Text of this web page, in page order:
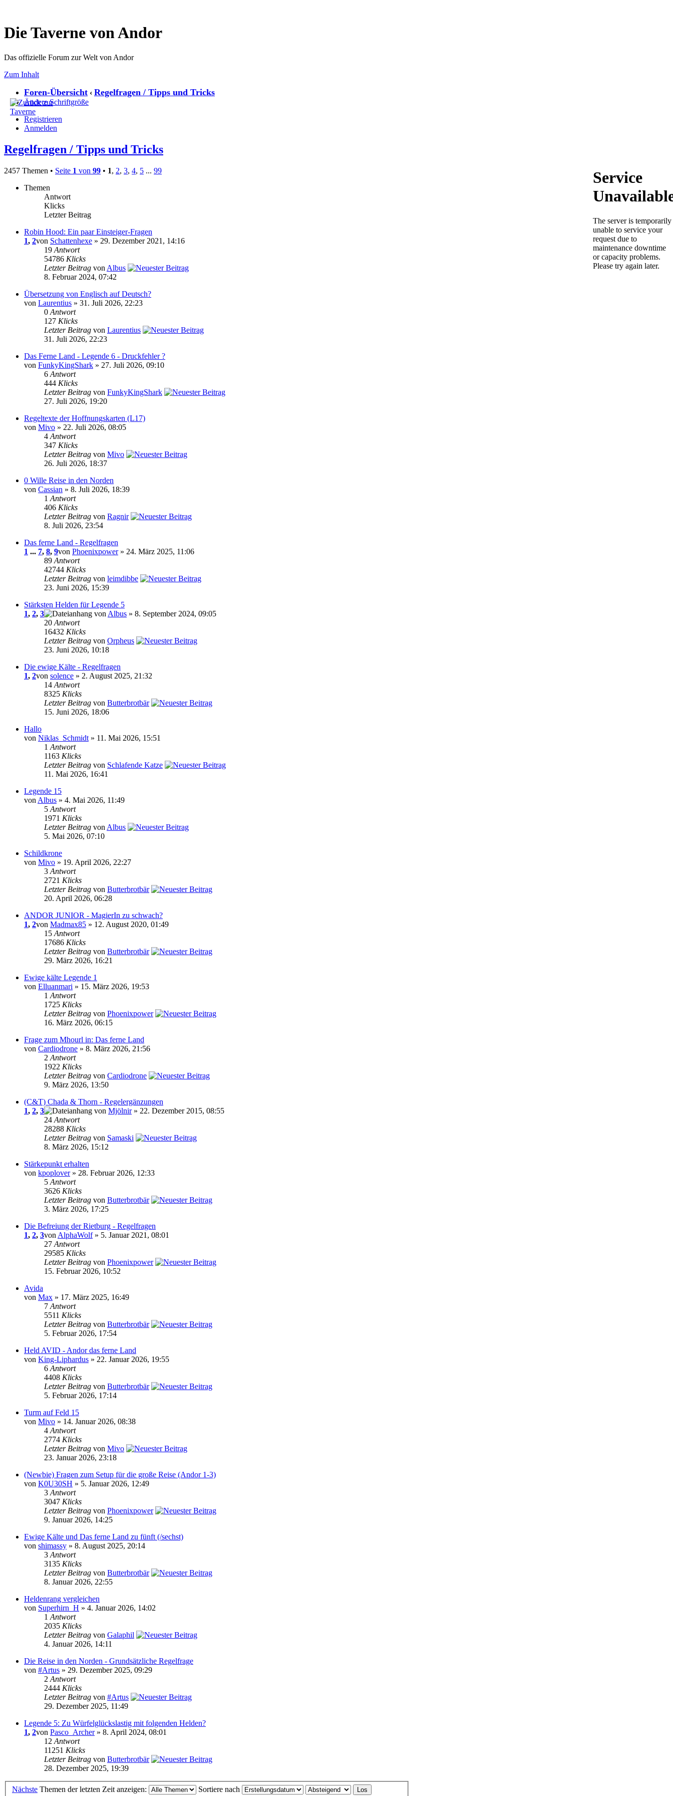
Die Taverne von Andor
Das offizielle Forum zur Welt von Andor
Zum Inhalt
Foren-Übersicht ‹ Regelfragen / Tipps und Tricks
Ändere Schriftgröße
Registrieren
Anmelden
Regelfragen / Tipps und Tricks
2457 Themen • Seite 1 von 99 • 1, 2, 3, 4, 5 ... 99
Themen
Antwort
Klicks
Letzter Beitrag
Robin Hood: Ein paar Einsteiger-Fragen
1, 2von Schattenhexe » 29. Dezember 2021, 14:16
19 Antwort
54786 Klicks
Letzter Beitrag von Albus
8. Februar 2024, 07:42
Übersetzung von Englisch auf Deutsch?
von Laurentius » 31. Juli 2026, 22:23
0 Antwort
127 Klicks
Letzter Beitrag von Laurentius
31. Juli 2026, 22:23
Das Ferne Land - Legende 6 - Druckfehler ?
von FunkyKingShark » 27. Juli 2026, 09:10
6 Antwort
444 Klicks
Letzter Beitrag von FunkyKingShark
27. Juli 2026, 19:20
Regeltexte der Hoffnungskarten (L17)
von Mivo » 22. Juli 2026, 08:05
4 Antwort
347 Klicks
Letzter Beitrag von Mivo
26. Juli 2026, 18:37
0 Wille Reise in den Norden
von Cassian » 8. Juli 2026, 18:39
1 Antwort
406 Klicks
Letzter Beitrag von Ragnir
8. Juli 2026, 23:54
Das ferne Land - Regelfragen
1 ... 7, 8, 9von Phoenixpower» 24. März 2025, 11:06
89 Antwort
42744 Klicks
Letzter Beitrag von leimdibbe
23. Juni 2026, 15:39
Stärksten Helden für Legende 5
1, 2, 3 von Albus » 8. September 2024, 09:05
20 Antwort
16432 Klicks
Letzter Beitrag von Orpheus
23. Juni 2026, 10:18
Die ewige Kälte - Regelfragen
1, 2von solence » 2. August 2025, 21:32
14 Antwort
8325 Klicks
Letzter Beitrag von Butterbrotbär
15. Juni 2026, 18:06
Hallo
von Niklas_Schmidt » 11. Mai 2026, 15:51
1 Antwort
1163 Klicks
Letzter Beitrag von Schlafende Katze
11. Mai 2026, 16:41
Legende 15
von Albus » 4. Mai 2026, 11:49
5 Antwort
1971 Klicks
Letzter Beitrag von Albus
5. Mai 2026, 07:10
Schildkrone
von Mivo » 19. April 2026, 22:27
3 Antwort
2721 Klicks
Letzter Beitrag von Butterbrotbär
20. April 2026, 06:28
ANDOR JUNIOR - MagierIn zu schwach?
1, 2von Madmax85 » 12. August 2020, 01:49
15 Antwort
17686 Klicks
Letzter Beitrag von Butterbrotbär
29. März 2026, 16:21
Ewige kälte Legende 1
von Elluanmari » 15. März 2026, 19:53
1 Antwort
1725 Klicks
Letzter Beitrag von Phoenixpower
16. März 2026, 06:15
Frage zum Mhourl in: Das ferne Land
von Cardiodrone » 8. März 2026, 21:56
2 Antwort
1922 Klicks
Letzter Beitrag von Cardiodrone
9. März 2026, 13:50
(C&T) Chada & Thorn - Regelergänzungen
1, 2, 3 von Mjölnir» 22. Dezember 2015, 08:55
24 Antwort
28288 Klicks
Letzter Beitrag von Samaski
8. März 2026, 15:12
Stärkepunkt erhalten
von kpoplover» 28. Februar 2026, 12:33
5 Antwort
3626 Klicks
Letzter Beitrag von Butterbrotbär
3. März 2026, 17:25
Die Befreiung der Rietburg - Regelfragen
1, 2, 3von AlphaWolf» 5. Januar 2021, 08:01
27 Antwort
29585 Klicks
Letzter Beitrag von Phoenixpower
15. Februar 2026, 10:52
Avida
von Max » 17. März 2025, 16:49
7 Antwort
5511 Klicks
Letzter Beitrag von Butterbrotbär
5. Februar 2026, 17:54
Held AVID - Andor das ferne Land
von King-Liphardus » 22. Januar 2026, 19:55
6 Antwort
4408 Klicks
Letzter Beitrag von Butterbrotbär
5. Februar 2026, 17:14
Turm auf Feld 15
von Mivo » 14. Januar 2026, 08:38
4 Antwort
2774 Klicks
Letzter Beitrag von Mivo
23. Januar 2026, 23:18
(Newbie) Fragen zum Setup für die große Reise (Andor 1-3)
von K0U30SH » 5. Januar 2026, 12:49
3 Antwort
3047 Klicks
Letzter Beitrag von Phoenixpower
9. Januar 2026, 14:25
Ewige Kälte und Das ferne Land zu fünft (/sechst)
von shimassy » 8. August 2025, 20:14
3 Antwort
3135 Klicks
Letzter Beitrag von Butterbrotbär
8. Januar 2026, 22:55
Heldenrang vergleichen
von Superhirn_H » 4. Januar 2026, 14:02
1 Antwort
2035 Klicks
Letzter Beitrag von Galaphil
4. Januar 2026, 14:11
Die Reise in den Norden - Grundsätzliche Regelfrage
von #Artus » 29. Dezember 2025, 09:29
2 Antwort
2444 Klicks
Letzter Beitrag von #Artus
29. Dezember 2025, 11:49
Legende 5: Zu Würfelglückslastig mit folgenden Helden?
1, 2von Pasco_Archer» 8. April 2024, 08:01
12 Antwort
11251 Klicks
Letzter Beitrag von Butterbrotbär
28. Dezember 2025, 19:39
Nächste Themen der letzten Zeit anzeigen: Sortiere nach